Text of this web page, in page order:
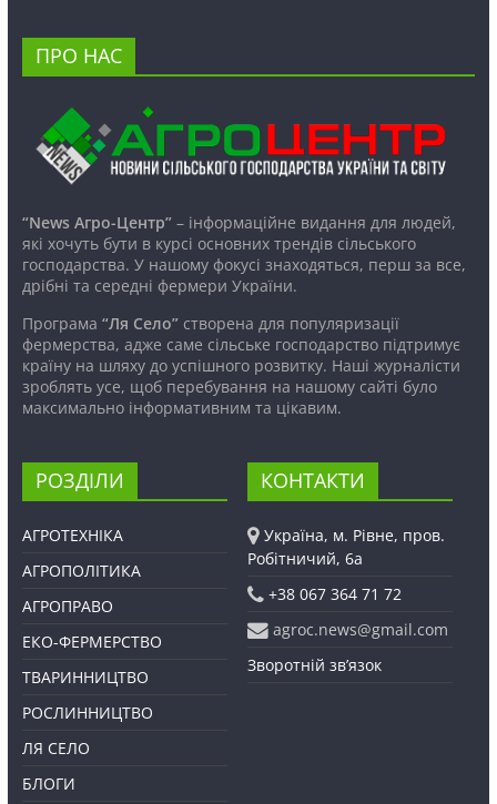
ПРО НАС
“News Агро-Центр”– інформаційне видання для людей,
які хочуть бути в курсі основних трендів сільського
господарства. У нашому фокусі знаходяться, перш за все,
дрібні та середні фермери України.
Програма “Ля Село”створена для популяризації
фермерства, адже саме сільське господарство підтримує
країну на шляху до успішного розвитку. Наші журналісти
зроблять усе, щоб перебування на нашому сайті було
максимально інформативним та цікавим.
РОЗДІЛИ
АГРОТЕХНІКА
АГРОПОЛІТИКА
АГРОПРАВО
ЕКО-ФЕРМЕРСТВО
ТВАРИННИЦТВО
РОСЛИННИЦТВО
ЛЯ СЕЛО
БЛОГИ
КОНТАКТИ
Україна, м. Рівне, пров.
Робітничий, 6а
+38 067 364 71 72
agroc.news@gmail.com
Зворотній зв’язок